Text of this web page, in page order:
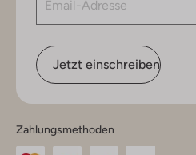
Jetzt einschreiben
Zahlungsmethoden